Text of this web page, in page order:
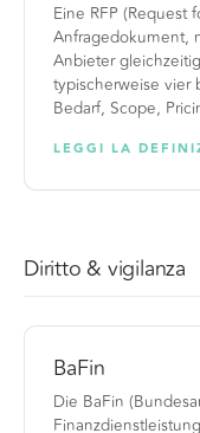
Eine RFP (Request
Anfragedokument,
Anbieter
typischerweise vier
Bedarf, Scope,
LEGGI LA
Diritto & vigilanza
BaFin
Die BaFin